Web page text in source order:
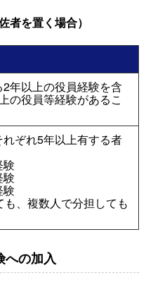
者を置く場合）
年以上の役員経験を含
の役員等経験があるこ
ぞれ5年以上有する者
験
験
験
、複数人で分担しても
への加入